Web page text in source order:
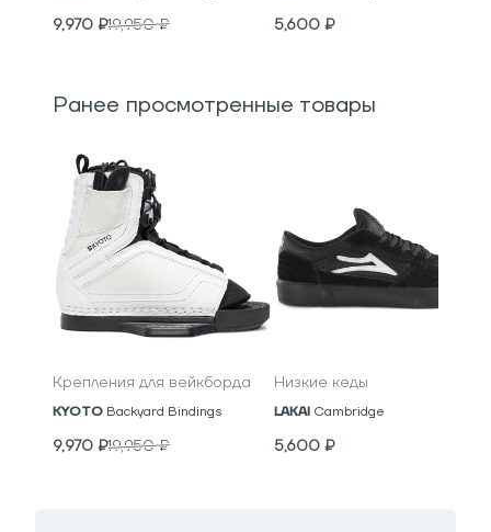
9,970 ₽19,950₽ 5,600 ₽
Ранее просмотренные товары
Крепления для вейкборда
KYOTO Backyard Bindings
9,970 ₽19,950₽
Низкие кеды
LAKAI Cambridge
5,600 ₽